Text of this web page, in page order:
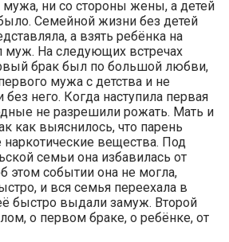
ни со стороны жены, а детей
Семейной жизни без детей
а взять ребёнка на
муж. На следующих встречах
брак был по большой любви,
мужа с детства и не
него. Когда наступила первая
не разрешили рожать. Мать и
как выяснилось, что парень
вещества. Под
семьи она избавилась от
этом событии она не могла,
и вся семья переехала в
быстро выдали замуж. Второй
о первом браке, о ребёнке, от